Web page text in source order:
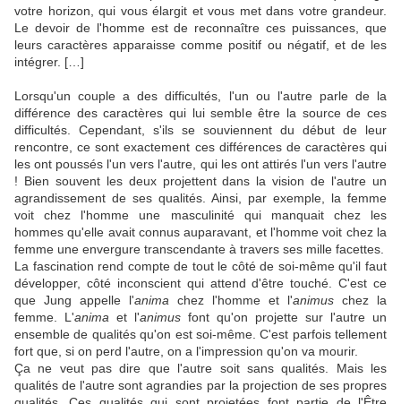
votre horizon, qui vous élargit et vous met dans votre grandeur.
Le devoir de l'homme est de reconnaître ces puissances, que
leurs caractères apparaisse comme positif ou négatif, et de les
intégrer. […]
Lorsqu'un couple a des difficultés, l'un ou l'autre parle de la
différence des caractères qui lui semble être la source de ces
difficultés. Cependant, s'ils se souviennent du début de leur
rencontre, ce sont exactement ces différences de caractères qui
les ont poussés l'un vers l'autre, qui les ont attirés l'un vers l'autre
! Bien souvent les deux projettent dans la vision de l'autre un
agrandissement de ses qualités. Ainsi, par exemple, la femme
voit chez l'homme une masculinité qui manquait chez les
hommes qu'elle avait connus auparavant, et l'homme voit chez la
femme une envergure transcendante à travers ses mille facettes.
La fascination rend compte de tout le côté de soi-même qu'il faut
développer, côté inconscient qui attend d'être touché. C'est ce
que Jung appelle l'anima chez l'homme et l'animus chez la
femme. L'anima et l'animus font qu'on projette sur l'autre un
ensemble de qualités qu'on est soi-même. C'est parfois tellement
fort que, si on perd l'autre, on a l'impression qu'on va mourir.
Ça ne veut pas dire que l'autre soit sans qualités. Mais les
qualités de l'autre sont agrandies par la projection de ses propres